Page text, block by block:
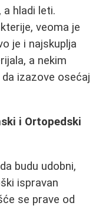
a hladi leti.
veoma je
je i najskuplja
a nekim
izazove osećaj
i Ortopedski
budu udobni,
ispravan
se prave od